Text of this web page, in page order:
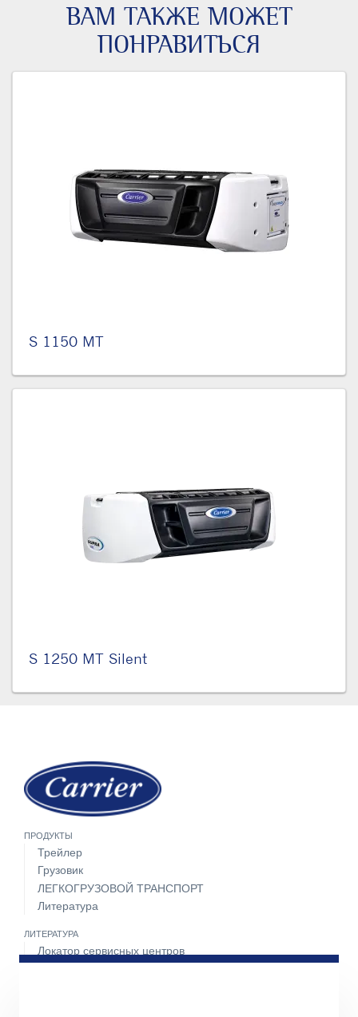
ВАМ ТАКЖЕ МОЖЕТ
ПОНРАВИТЬСЯ
S 1150 MT
S 1250 MT Silent
ПРОДУКТЫ
Трейлер
Грузовик
ЛЕГКОГРУЗОВОЙ ТРАНСПОРТ
Литература
ЛИТЕРАТУРА
Локатор сервисных центров